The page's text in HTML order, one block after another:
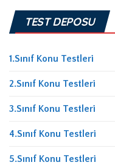
TEST DEPOSU
1.Sınıf Konu Testleri
2.Sınıf Konu Testleri
3.Sınıf Konu Testleri
4.Sınıf Konu Testleri
5.Sınıf Konu Testleri